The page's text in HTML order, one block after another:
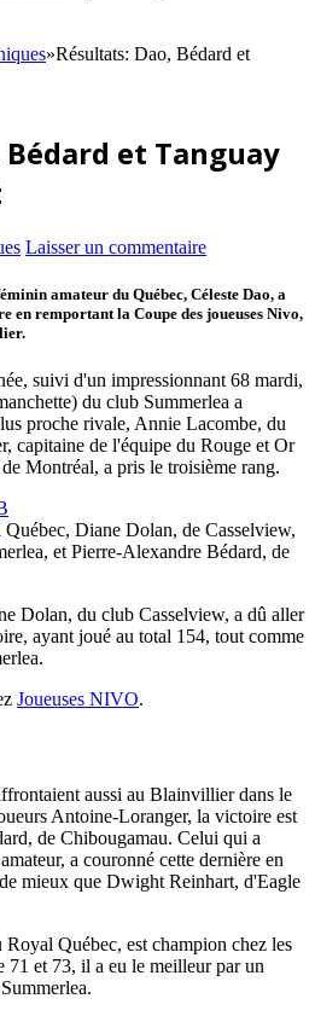
»Résultats: Dao, Bédard et
et Tanguay
Laisser un commentaire
amateur du Québec, Céleste Dao, a
en remportant la Coupe des joueuses Nivo,
suivi d'un impressionnant 68 mardi,
du club Summerlea a
proche rivale, Annie Lacombe, du
capitaine de l'équipe du Rouge et Or
Montréal, a pris le troisième rang.
Diane Dolan, de Casselview,
et Pierre-Alexandre Bédard, de
Dolan, du club Casselview, a dû aller
ayant joué au total 154, tout comme
Joueuses NIVO.
aussi au Blainvillier dans le
Antoine-Loranger, la victoire est
de Chibougamau. Celui qui a
a couronné cette dernière en
mieux que Dwight Reinhart, d'Eagle
Québec, est champion chez les
71 et 73, il a eu le meilleur par un